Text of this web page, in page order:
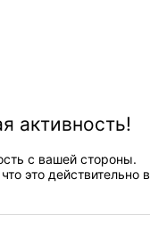
активность!
с вашей стороны.
это действительно